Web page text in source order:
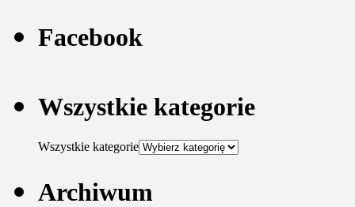
Facebook
Wszystkie kategorie
Wszystkie kategorie
Archiwum